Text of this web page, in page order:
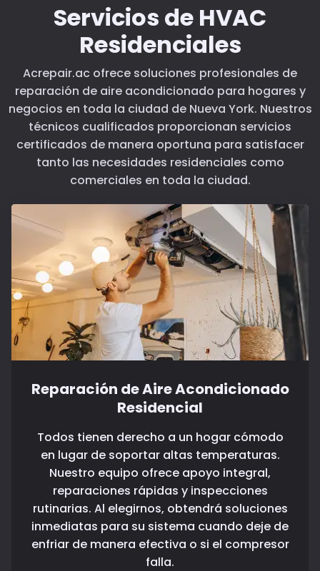
Servicios de HVAC
Residenciales
Acrepair.ac ofrece soluciones profesionales de
reparación de aire acondicionado para hogares y
negocios en toda la ciudad de Nueva York. Nuestros
técnicos cualificados proporcionan servicios
certificados de manera oportuna para satisfacer
tanto las necesidades residenciales como
comerciales en toda la ciudad.
Reparación de Aire Acondicionado
Residencial
Todos tienen derecho a un hogar cómodo
en lugar de soportar altas temperaturas.
Nuestro equipo ofrece apoyo integral,
reparaciones rápidas y inspecciones
rutinarias. Al elegirnos, obtendrá soluciones
inmediatas para su sistema cuando deje de
enfriar de manera efectiva o si el compresor
falla.